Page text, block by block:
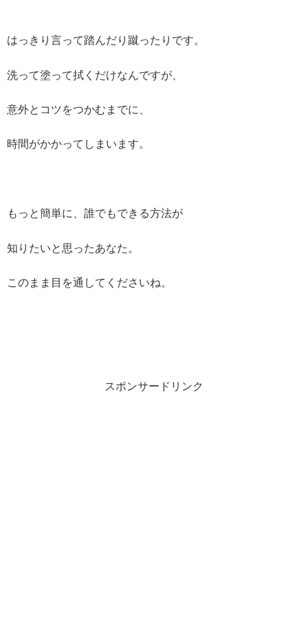
はっきり言って踏んだり蹴ったりです。
洗って塗って拭くだけなんですが、
意外とコツをつかむまでに、
時間がかかってしまいます。
もっと簡単に、誰でもできる方法が
知りたいと思ったあなた。
このまま目を通してくださいね。
スポンサードリンク